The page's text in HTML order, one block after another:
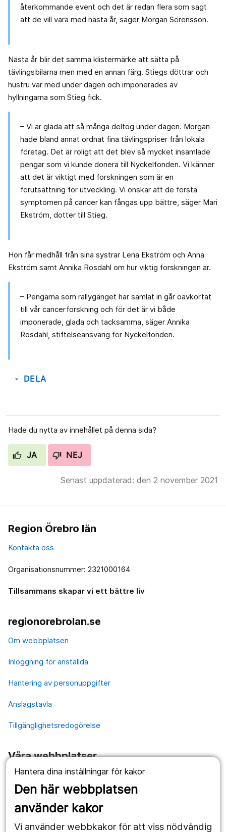
Hantera dina inställningar för kakor
Den här webbplatsen
använder kakor
Vi använder webbkakor för att viss nödvändig
återkommande event och det är redan flera som sagt
att de vill vara med nästa år, säger Morgan Sörensson.
Nästa år blir det samma klistermärke att sätta på
tävlingsbilarna men med en annan färg. Stiegs döttrar och
hustru var med under dagen och imponerades av
hyllningarna som Stieg fick.
– Vi är glada att så många deltog under dagen. Morgan
hade bland annat ordnat fina tävlingspriser från lokala
företag. Det är roligt att det blev så mycket insamlade
pengar som vi kunde donera till Nyckelfonden. Vi känner
att det är viktigt med forskningen som är en
förutsättning för utveckling. Vi önskar att de första
symptomen på cancer kan fångas upp bättre, säger Mari
Ekström, dotter till Stieg.
Hon får medhåll från sina systrar Lena Ekström och Anna
Ekström samt Annika Rosdahl om hur viktig forskningen är.
– Pengarna som rallygänget har samlat in går oavkortat
till vår cancerforskning och för det är vi både
imponerade, glada och tacksamma, säger Annika
Rosdahl, stiftelseansvarig för Nyckelfonden.
arrow_drop_down DELA
Hade du nytta av innehållet på denna sida?
JA NEJ
Senast uppdaterad: den 2 november 2021
Region Örebro län
Kontakta oss
Organisationsnummer: 2321000164
Tillsammans skapar vi ett bättre liv
regionorebrolan.se
Om webbplatsen
Inloggning för anställda
Hantering av personuppgifter
Anslagstavla
Tillgänglighetsredogörelse
Våra webbplatser
1177.se
Länstrafiken